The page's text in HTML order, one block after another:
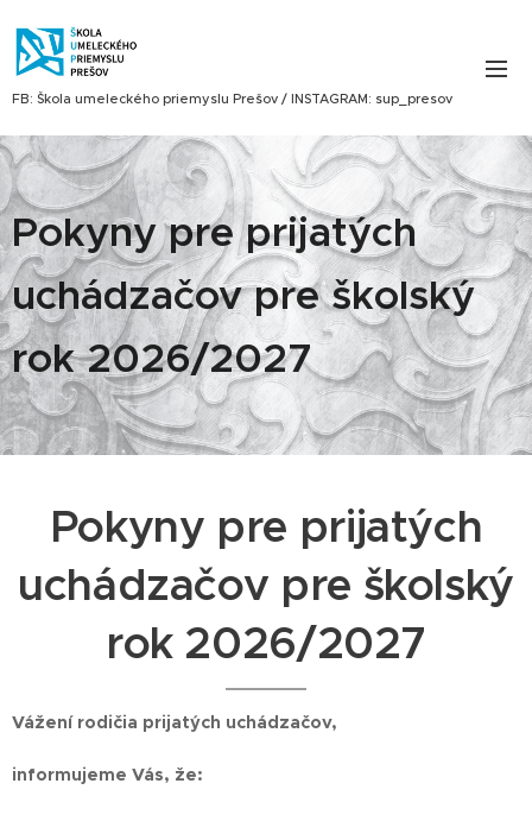
FB: Škola umeleckého priemyslu Prešov / INSTAGRAM: sup_presov
Pokyny pre prijatých
uchádzačov pre školský
rok 2026/2027
Pokyny pre prijatých
uchádzačov pre školský
rok 2026/2027
Vážení rodičia prijatých uchádzačov,
informujeme Vás, že: